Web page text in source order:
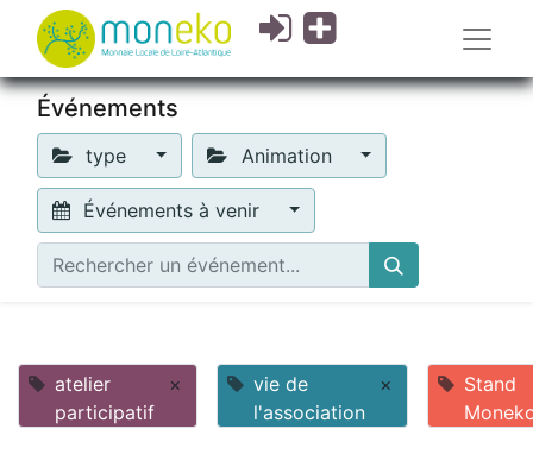
Événements
type Animation
Événements à venir
atelier
participatif
×
vie de
l'association
×
Stand